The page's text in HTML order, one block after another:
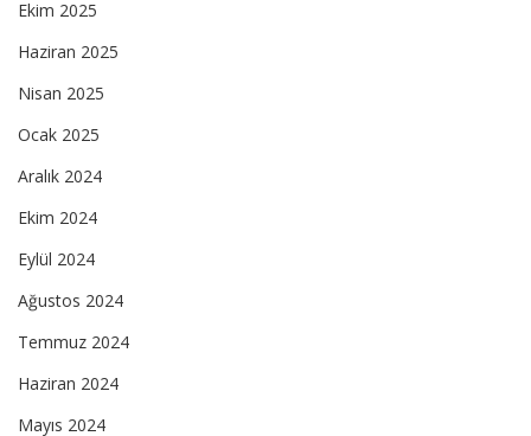
Ekim 2025
Haziran 2025
Nisan 2025
Ocak 2025
Aralık 2024
Ekim 2024
Eylül 2024
Ağustos 2024
Temmuz 2024
Haziran 2024
Mayıs 2024